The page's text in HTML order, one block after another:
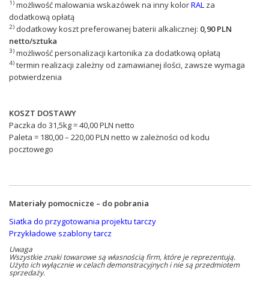
1) możliwość malowania wskazówek na inny kolorRAL za
dodatkową opłatą
2) dodatkowy koszt preferowanej baterii alkalicznej: 0,90 PLN
netto/sztuka
3) możliwość personalizacji kartonika za dodatkową opłatą
4) termin realizacji zależny od zamawianej ilości, zawsze wymaga
potwierdzenia
KOSZT DOSTAWY
Paczka do 31,5kg = 40,00 PLN netto
Paleta = 180,00 – 220,00 PLN netto w zależności od kodu
pocztowego
Materiały pomocnicze – do pobrania
Siatka do przygotowania projektu tarczy
Przykładowe szablony tarcz
Uwaga
Wszystkie znaki towarowe są własnością firm, które je reprezentują.
Użyto ich wyłącznie w celach demonstracyjnych i nie są przedmiotem
sprzedaży.